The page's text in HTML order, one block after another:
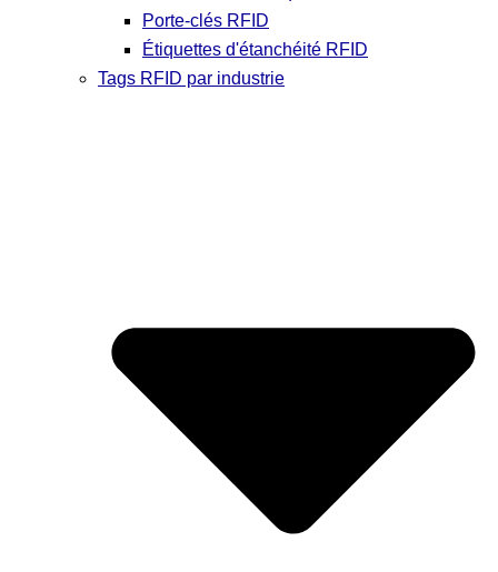
Porte-clés RFID
Étiquettes d'étanchéité RFID
Tags RFID par industrie